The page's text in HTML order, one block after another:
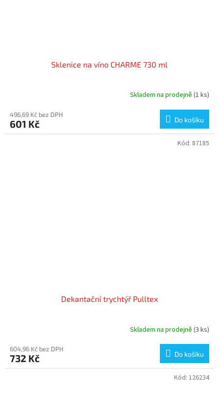
Sklenice na víno CHARME 730 ml
Skladem na prodejně (1 ks)
496,69 Kč bez DPH
601 Kč Do košíku
Dekantační trychtýř Pulltex
Skladem na prodejně (3 ks)
604,96 Kč bez DPH
732 Kč Do košíku
Kód: 87185
Kód: 126234